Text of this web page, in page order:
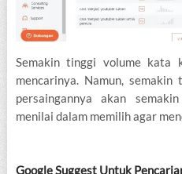
Semakin tinggi volume kata
mencarinya. Namun,
persaingannya akan
menilai dalam memilih agar
Google Suggest Untuk